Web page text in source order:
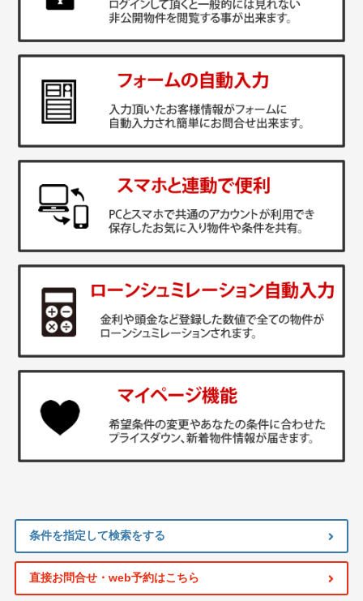
条件を指定して検索をする
直接お問合せ・web予約はこちら